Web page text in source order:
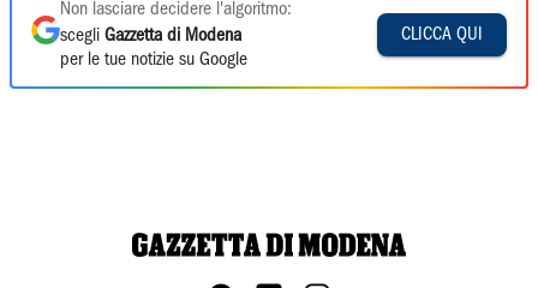
Non lasciare decidere l'algoritmo:
scegli Gazzetta di Modena
per le tue notizie su Google
CLICCA QUI